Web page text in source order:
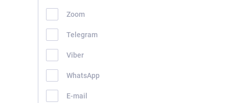
Zoom
Telegram
Viber
WhatsApp
E-mail